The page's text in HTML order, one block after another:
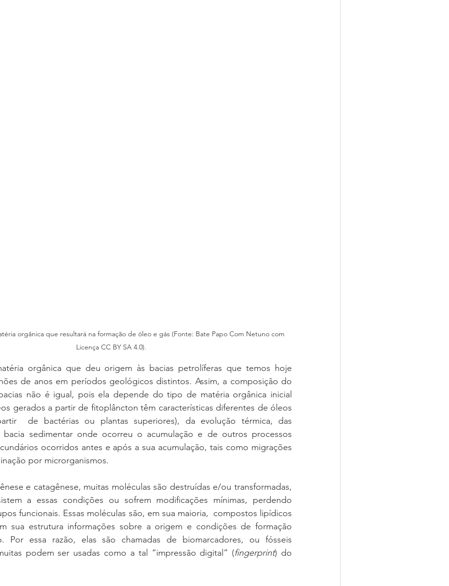
orgânica que resultará na formação de óleo e gás (Fonte: Bate Papo Com Netuno com
Licença CC BY SA 4.0).
orgânica que deu origem às bacias petrolíferas que temos hoje
de anos em períodos geológicos distintos. Assim, a composição do
não é igual, pois ela depende do tipo de matéria orgânica inicial
gerados a partir de fitoplâncton têm características diferentes de óleos
de bactérias ou plantas superiores), da evolução térmica, das
bacia sedimentar onde ocorreu o acumulação e de outros processos
ocorridos antes e após a sua acumulação, tais como migrações
por microrganismos.
e catagênese, muitas moléculas são destruídas e/ou transformadas,
a essas condições ou sofrem modificações mínimas, perdendo
funcionais. Essas moléculas são, em sua maioria,  compostos lipídicos
sua estrutura informações sobre a origem e condições de formação
Por essa razão, elas são chamadas de biomarcadores, ou fósseis
podem ser usadas como a tal “impressão digital” (fingerprint) do